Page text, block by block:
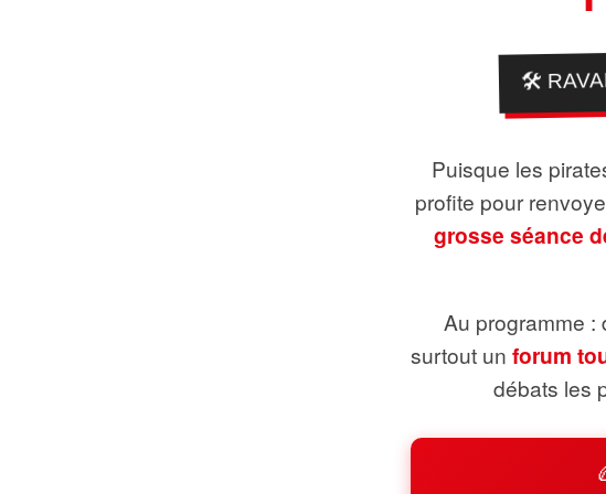
🛠️
Puisque les
profite pour
grosse séance
Au programme :
surtout un forum
débats les